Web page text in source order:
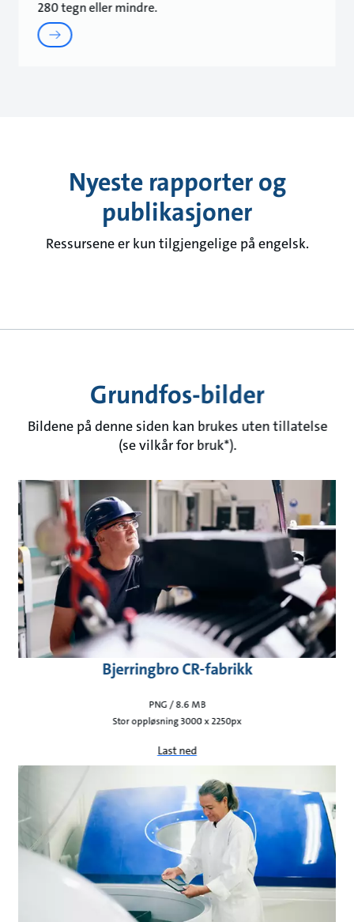
280 tegn eller mindre.
Nyeste rapporter og
publikasjoner
Ressursene er kun tilgjengelige på engelsk.
Grundfos-bilder
Bildene på denne siden kan brukes uten tillatelse
(se vilkår for bruk*).
Bjerringbro CR-fabrikk
PNG / 8.6 MB
Stor oppløsning 3000 x 2250px
Last ned